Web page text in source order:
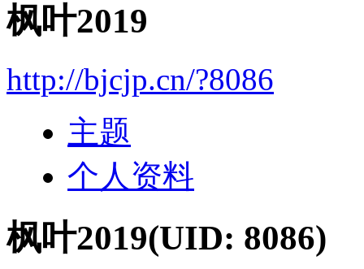
枫叶2019
http://bjcjp.cn/?8086
主题
个人资料
枫叶2019(UID: 8086)